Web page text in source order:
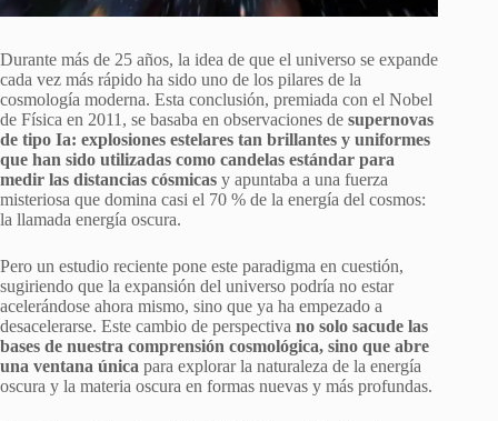
Durante más de 25 años, la idea de que el universo se expande
cada vez más rápido ha sido uno de los pilares de la
cosmología moderna. Esta conclusión, premiada con el Nobel
de Física en 2011, se basaba en observaciones de supernovas
de tipo Ia: explosiones estelares tan brillantes y uniformes
que han sido utilizadas como candelas estándar para
medir las distancias cósmicas y apuntaba a una fuerza
misteriosa que domina casi el 70 % de la energía del cosmos:
la llamada energía oscura.
Pero un estudio reciente pone este paradigma en cuestión,
sugiriendo que la expansión del universo podría no estar
acelerándose ahora mismo, sino que ya ha empezado a
desacelerarse. Este cambio de perspectiva no solo sacude las
bases de nuestra comprensión cosmológica, sino que abre
una ventana única para explorar la naturaleza de la energía
oscura y la materia oscura en formas nuevas y más profundas.